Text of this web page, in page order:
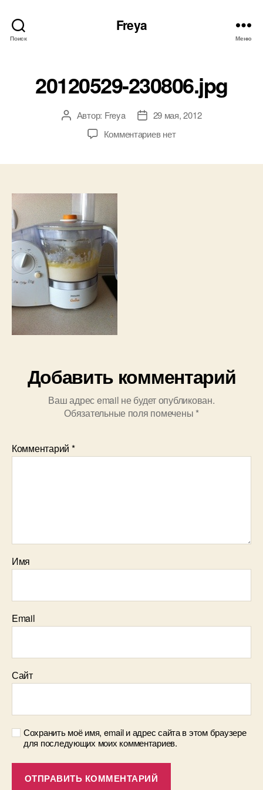
Поиск
Freya
Меню
20120529-230806.jpg
Автор
записи
Автор: Freya
Дата29 мая, 2012
Комментариевк
нет
Добавить комментарий
Ваш адрес email не будет опубликован.
Обязательные поля помечены *
Комментарий *
Имя
Email
Сайт
Сохранить моё имя, email и адрес сайта в этом браузере
для последующих моих комментариев.